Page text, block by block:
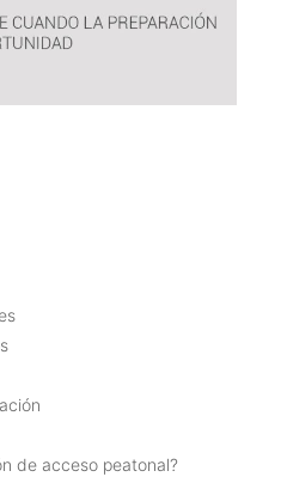
de acceso peatonal?